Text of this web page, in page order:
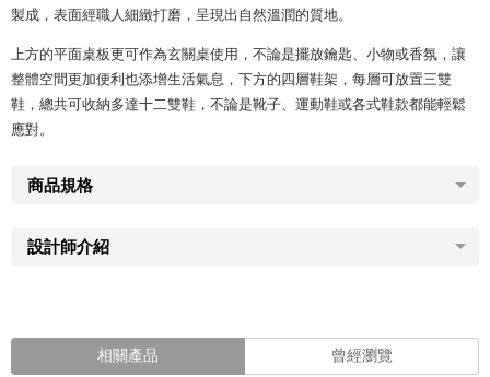
製成，表面經職人細緻打磨，呈現出自然溫潤的質地。
上方的平面桌板更可作為玄關桌使用，不論是擺放鑰匙、小物或香氛，讓
整體空間更加便利也添增生活氣息，下方的四層鞋架，每層可放置三雙
鞋，總共可收納多達十二雙鞋，不論是靴子、運動鞋或各式鞋款都能輕鬆
應對。
商品規格
設計師介紹
相關產品 曾經瀏覽